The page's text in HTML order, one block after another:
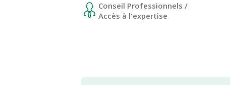
Conseil Professionnels /
Accès à l'expertise